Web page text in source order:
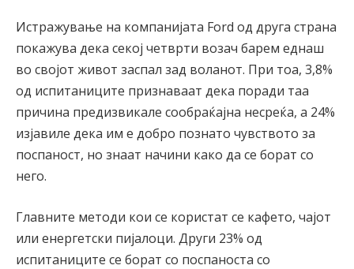
Истражување на компанијата Ford од друга страна
покажува дека секој четврти возач барем еднаш
во својот живот заспал зад воланот. При тоа, 3,8%
од испитаниците признаваат дека поради таа
причина предизвикале сообраќајна несреќа, а 24%
изјавиле дека им е добро познато чувството за
поспаност, но знаат начини како да се борат со
него.
Главните методи кои се користат се кафето, чајот
или енергетски пијалоци. Други 23% од
испитаниците се борат со поспаноста со